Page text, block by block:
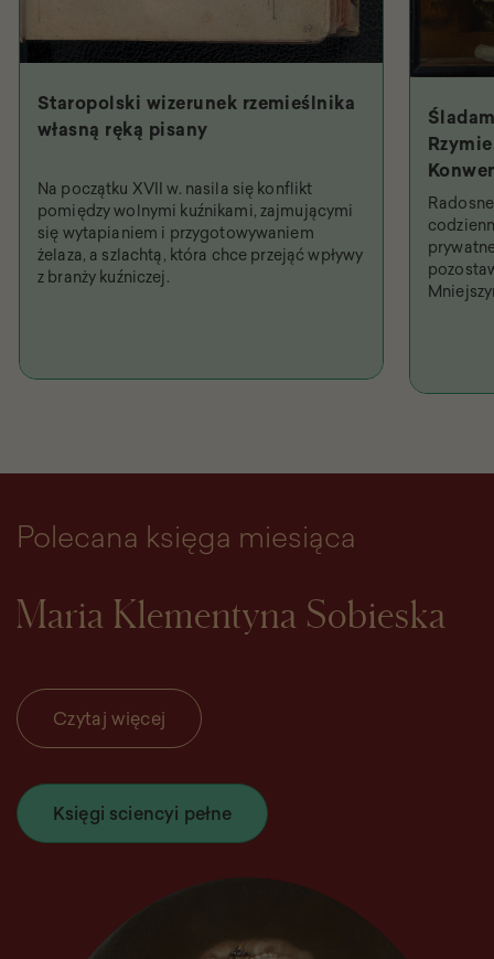
Staropolski wizerunek rzemieślnika
własną ręką pisany
Na początku XVII w. nasila się konflikt
pomiędzy wolnymi kuźnikami, zajmującymi
się wytapianiem i przygotowywaniem
żelaza, a szlachtą, która chce przejąć wpływy
z branży kuźniczej.
Polecana księga miesiąca
Maria Klementyna Sobieska
Czytaj więcej
Księgi sciencyi pełne